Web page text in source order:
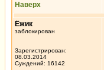
Наверх
Ёжик
заблокирован
Зарегистрирован:
08.03.2014
Суждений: 16142